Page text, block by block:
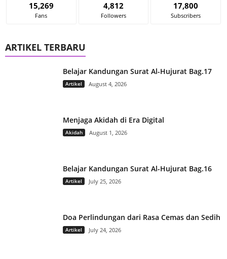
15,269
Fans
4,812
Followers
17,800
Subscribers
ARTIKEL TERBARU
Belajar Kandungan Surat Al-Hujurat Bag.17
Artikel August 4, 2026
Menjaga Akidah di Era Digital
Akidah August 1, 2026
Belajar Kandungan Surat Al-Hujurat Bag.16
Artikel July 25, 2026
Doa Perlindungan dari Rasa Cemas dan Sedih
Artikel July 24, 2026